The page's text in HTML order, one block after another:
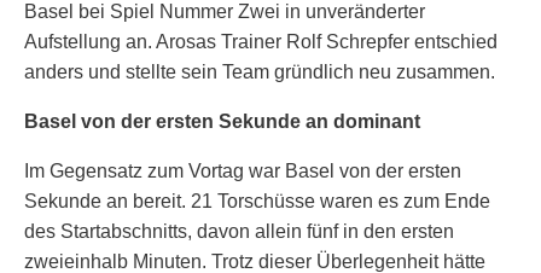
Basel bei Spiel Nummer Zwei in unveränderter
Aufstellung an. Arosas Trainer Rolf Schrepfer entschied
anders und stellte sein Team gründlich neu zusammen.
Basel von der ersten Sekunde an dominant
Im Gegensatz zum Vortag war Basel von der ersten
Sekunde an bereit. 21 Torschüsse waren es zum Ende
des Startabschnitts, davon allein fünf in den ersten
zweieinhalb Minuten. Trotz dieser Überlegenheit hätte